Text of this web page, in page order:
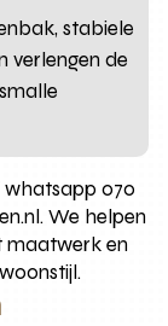
stabiele
verlengen de
whatsapp 070
We helpen
maatwerk en